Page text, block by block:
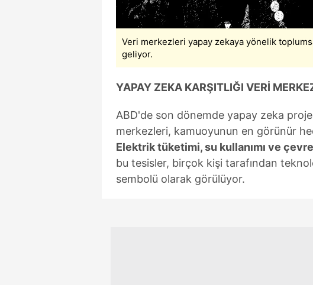
reklam/pazarlama faaliyetlerinin yapılması,
butonuna tıklayabilir,Çerez
mevzuata uygun olarak kullanılan
Veri merkezleri yapay zekaya yönelik
geliyor.
YAPAY ZEKA KARŞITLIĞI VERİ
ABD'de son dönemde yapay zeka
merkezleri, kamuoyunun en görünür
Elektrik tüketimi, su kullanımı ve
bu tesisler, birçok kişi tarafından
sembolü olarak görülüyor.